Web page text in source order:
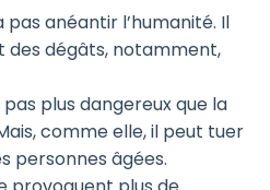
pas anéantir l’humanité. Il
des dégâts, notamment,
plus dangereux que la
comme elle, il peut tuer
personnes âgées.